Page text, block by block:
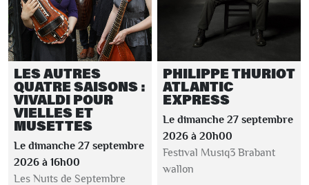
LES AUTRES
QUATRE SAISONS :
VIVALDI POUR
VIELLES ET
MUSETTES
Le dimanche 27 septembre
2026 à 16h00
Les Nuits de Septembre
PHILIPPE THURIOT
ATLANTIC
EXPRESS
Le dimanche 27 septembre
2026 à 20h00
Festival Musiq3 Brabant
wallon